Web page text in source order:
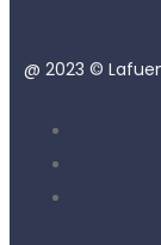
@ 2023 ©